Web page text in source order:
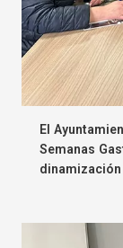
El
Semanas